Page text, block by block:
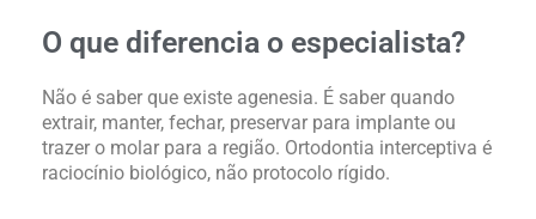
O que diferencia o especialista?
Não é saber que existe agenesia. É saber quando
extrair, manter, fechar, preservar para implante ou
trazer o molar para a região. Ortodontia interceptiva é
raciocínio biológico, não protocolo rígido.